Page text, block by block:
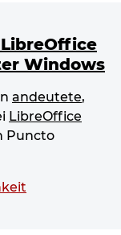
Windows
andeutete,
LibreOffice
Puncto